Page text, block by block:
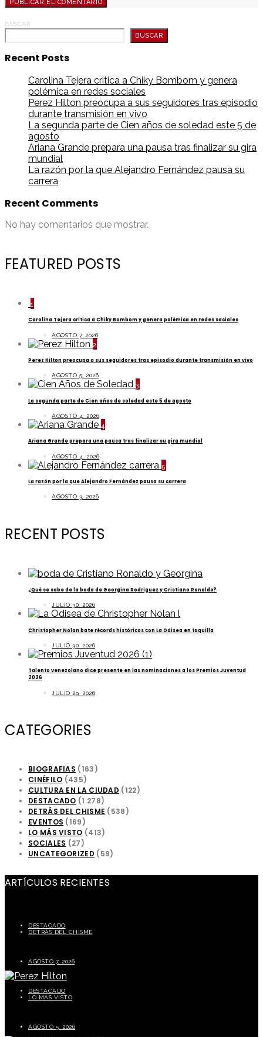
BUSCAR
BUSCAR
Recent Posts
Carolina Tejera critica a Chiky Bombom y genera
polémica en redes sociales
Perez Hilton preocupa a sus seguidores tras episodio
durante transmisión en vivo
La segunda parte de Cien años de soledad este 5 de
agosto
Ariana Grande prepara una pausa tras finalizar su gira
mundial
La razón por la que Alejandro Fernández pausa su
carrera
Recent Comments
No hay comentarios que mostrar.
FEATURED POSTS
1
Carolina Tejera critica a Chiky Bombom y genera polémica en redes sociales
AGOSTO 7, 2026
2
Perez Hilton preocupa a sus seguidores tras episodio durante transmisión en vivo
AGOSTO 5, 2026
3
La segunda parte de Cien años de soledad este 5 de agosto
AGOSTO 4, 2026
4
Ariana Grande prepara una pausa tras finalizar su gira mundial
AGOSTO 4, 2026
5
La razón por la que Alejandro Fernández pausa su carrera
AGOSTO 3, 2026
RECENT POSTS
¿Qué se sabe de la boda de Georgina Rodriguez y Cristiano Ronaldo?
JULIO 30, 2026
Christopher Nolan bate récords históricos con La Odisea en taquilla
JULIO 30, 2026
Talento venezolano dice presente en las nominaciones a los Premios Juventud
2026
JULIO 29, 2026
CATEGORIES
BIOGRAFIAS (163)
CINÉFILO (435)
CULTURA EN LA CIUDAD (122)
DESTACADO (1.278)
DETRÁS DEL CHISME (538)
EVENTOS (169)
LO MÁS VISTO (413)
SOCIALES (27)
UNCATEGORIZED (59)
ARTÍCULOS RECIENTES
DESTACADO
DETRÁS DEL CHISME
AGOSTO 7, 2026
DESTACADO
LO MÁS VISTO
AGOSTO 5, 2026